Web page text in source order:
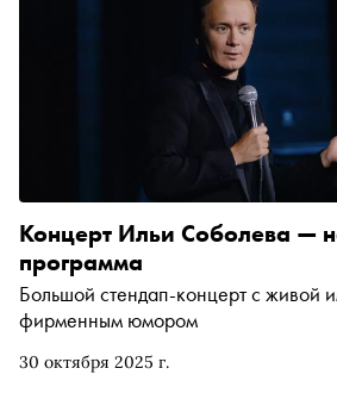
30 октября 2025 г.
Концерт Ильи Соболева —
программа
Большой стендап-концерт с живой
фирменным юмором